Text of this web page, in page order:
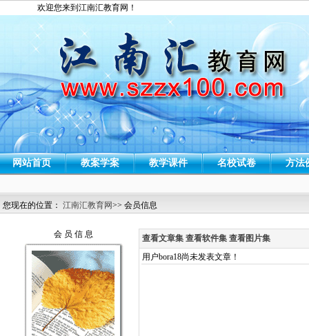
欢迎您来到江南汇教育网！
网站首页 教案学案 教学课件 名校试卷 方法
您现在的位置： 江南汇教育网>> 会员信息
会 员 信 息 查看文章集 查看软件集 查看图片集
用户bora18尚未发表文章！